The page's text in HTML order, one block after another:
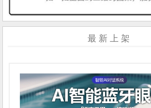
最 新 上 架